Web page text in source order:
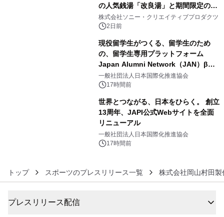
の人気銭湯「改良湯」と期間限定のコ
ラボレーション サウナイキタイコラ
ボグッズも発売決定！
株式会社ソニー・クリエイティブプロダクツ
2日前
現役留学生がつくる、留学生のため
の、留学生専用プラットフォーム
Japan Alumni Network（JAN）β版
をリリース
一般社団法人日本国際化推進協会
17時間前
世界とつながる、日本をひらく。 創立
13周年、JAPI公式Webサイトを全面
リニューアル
一般社団法人日本国際化推進協会
17時間前
トップ スポーツのプレスリリース一覧 株式会社岡山村田製
プレスリリース配信